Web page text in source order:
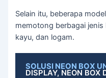
Selain itu, beberapa
memotong berbagai
kayu, dan logam.
SOLUSI NEON BOX
DISPLAY, NEON BOX